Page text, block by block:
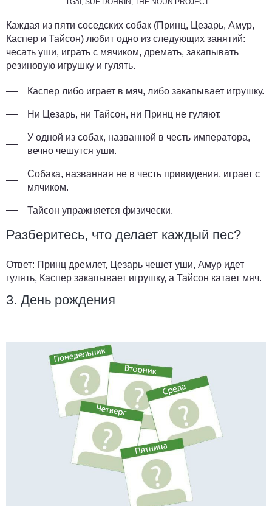
Каждая из пяти соседских собак (Принц, Цезарь, Амур,
Каспер и Тайсон) любит одно из следующих занятий:
чесать уши, играть с мячиком, дремать, закапывать
резиновую игрушку и гулять.
Каспер либо играет в мяч, либо закапывает игрушку.
Ни Цезарь, ни Тайсон, ни Принц не гуляют.
У одной из собак, названной в честь императора,
вечно чешутся уши.
Собака, названная не в честь привидения, играет с
мячиком.
Тайсон упражняется физически.
Разберитесь, что делает каждый пес?
Ответ: Принц дремлет, Цезарь чешет уши, Амур идет
гулять, Каспер закапывает игрушку, а Тайсон катает мяч.
3. День рождения